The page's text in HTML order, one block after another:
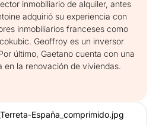
inmobiliario de alquiler, antes
adquirió su experiencia con
inmobiliarios franceses como
Geoffroy es un inversor
último, Gaetano cuenta con una
en la renovación de viviendas.